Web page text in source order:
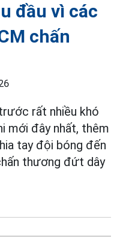
đầu vì các
chấn
rất nhiều khó
mới đây nhất, thêm
tay đội bóng đến
thương đứt dây